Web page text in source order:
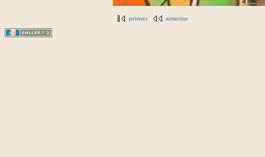
primer anterior